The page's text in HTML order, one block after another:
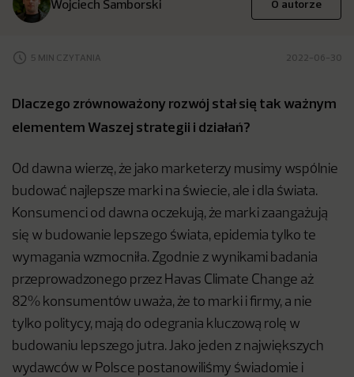
Wojciech Samborski O autorze
5 MIN CZYTANIA 2022-06-30
Dlaczego zrównoważony rozwój stał się tak ważnym
elementem Waszej strategii i działań?
Od dawna wierzę, że jako marketerzy musimy wspólnie
budować najlepsze marki na świecie, ale i dla świata.
Konsumenci od dawna oczekują, że marki zaangażują
się w budowanie lepszego świata, epidemia tylko te
wymagania wzmocniła. Zgodnie z wynikami badania
przeprowadzonego przez Havas Climate Change aż
82% konsumentów uważa, że to marki i firmy, a nie
tylko politycy, mają do odegrania kluczową rolę w
budowaniu lepszego jutra. Jako jeden z największych
wydawców w Polsce postanowiliśmy świadomie i